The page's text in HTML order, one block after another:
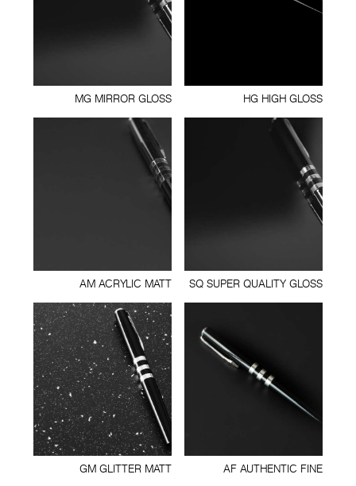
HG HIGH GLOSS
MG MIRROR GLOSS
SQ SUPER QUALITY GLOSS
AM ACRYLIC MATT
AF AUTHENTIC FINE
GM GLITTER MATT